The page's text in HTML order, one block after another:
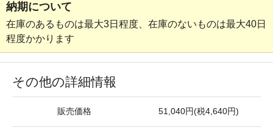
納期について
在庫のあるものは最大3日程度、在庫のないものは最大40日
程度かかります
その他の詳細情報
販売価格 51,040円(税4,640円)